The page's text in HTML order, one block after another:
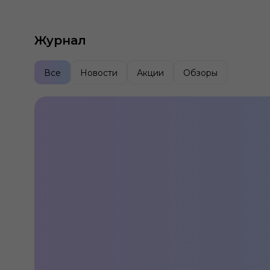
Журнал
Все Новости Акции Обзоры